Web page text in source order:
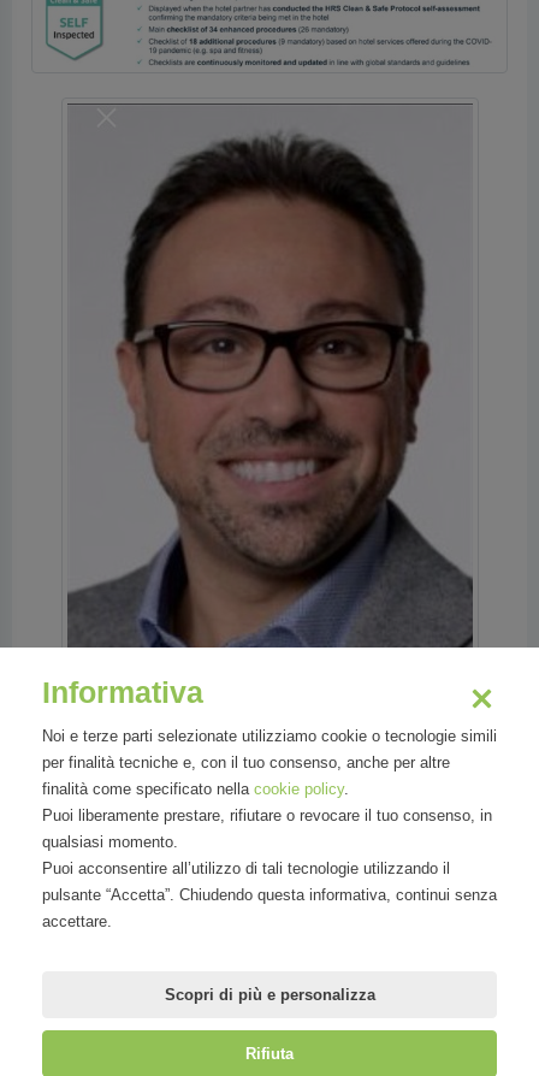
Settori
Informativa
Noi e terze parti selezionate utilizziamo cookie o tecnologie simili
per finalità tecniche e, con il tuo consenso, anche per altre
finalità come specificato nella cookie policy.
Puoi liberamente prestare, rifiutare o revocare il tuo consenso, in
qualsiasi momento.
Puoi acconsentire all’utilizzo di tali tecnologie utilizzando il
pulsante “Accetta”. Chiudendo questa informativa, continui senza
accettare.
Scopri di più e personalizza
Rifiuta